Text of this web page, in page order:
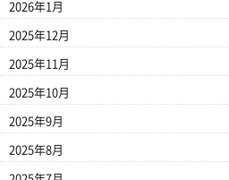
2026年1月
2025年12月
2025年11月
2025年10月
2025年9月
2025年8月